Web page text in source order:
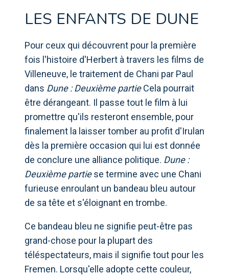
LES ENFANTS DE DUNE
Pour ceux qui découvrent pour la première
fois l'histoire d'Herbert à travers les films de
Villeneuve, le traitement de Chani par Paul
dans Dune : Deuxième partieCela pourrait
être dérangeant. Il passe tout le film à lui
promettre qu'ils resteront ensemble, pour
finalement la laisser tomber au profit d'Irulan
dès la première occasion qui lui est donnée
de conclure une alliance politique. Dune :
Deuxième partiese termine avec une Chani
furieuse enroulant un bandeau bleu autour
de sa tête et s'éloignant en trombe.
Ce bandeau bleu ne signifie peut-être pas
grand-chose pour la plupart des
téléspectateurs, mais il signifie tout pour les
Fremen. Lorsqu'elle adopte cette couleur,